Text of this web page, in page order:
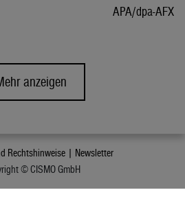
APA/dpa-AFX
anzeigen
Rechtshinweise | Newsletter
© CISMO GmbH